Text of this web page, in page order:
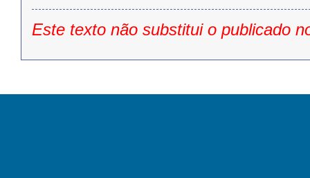
Este texto não substitui o publicado